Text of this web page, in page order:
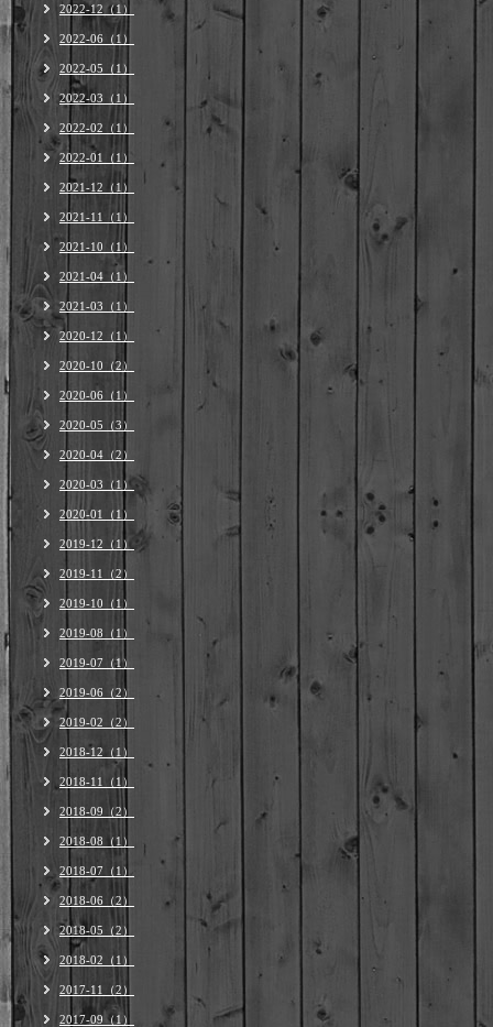
2022-12（1）
2022-06（1）
2022-05（1）
2022-03（1）
2022-02（1）
2022-01（1）
2021-12（1）
2021-11（1）
2021-10（1）
2021-04（1）
2021-03（1）
2020-12（1）
2020-10（2）
2020-06（1）
2020-05（3）
2020-04（2）
2020-03（1）
2020-01（1）
2019-12（1）
2019-11（2）
2019-10（1）
2019-08（1）
2019-07（1）
2019-06（2）
2019-02（2）
2018-12（1）
2018-11（1）
2018-09（2）
2018-08（1）
2018-07（1）
2018-06（2）
2018-05（2）
2018-02（1）
2017-11（2）
2017-09（1）